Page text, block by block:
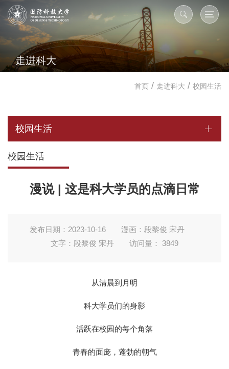
走进科大
首页 / 走进科大 / 校园生活
校园生活
校园生活
漫说 | 这是科大学员的点滴日常
发布日期：2023-10-16
漫画：段黎俊 宋丹
文字：段黎俊 宋丹
访问量： 3849
从清晨到月明
科大学员们的身影
活跃在校园的每个角落
青春的面庞，蓬勃的朝气